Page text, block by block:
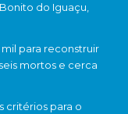
do Iguaçu,
para reconstruir
mortos e cerca
critérios para o